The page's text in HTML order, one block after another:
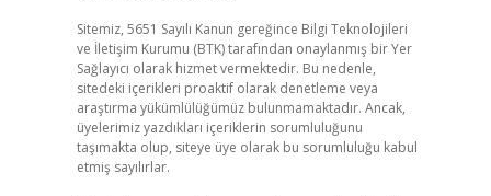
Sitemiz, 5651 Sayılı Kanun gereğince Bilgi Teknolojileri
ve İletişim Kurumu (BTK) tarafından onaylanmış bir Yer
Sağlayıcı olarak hizmet vermektedir. Bu nedenle,
sitedeki içerikleri proaktif olarak denetleme veya
araştırma yükümlülüğümüz bulunmamaktadır. Ancak,
üyelerimiz yazdıkları içeriklerin sorumluluğunu
taşımakta olup, siteye üye olarak bu sorumluluğu kabul
etmiş sayılırlar.